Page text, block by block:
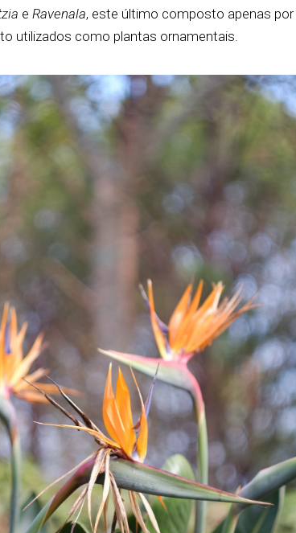
e Ravenala, este último composto apenas
utilizados como plantas ornamentais.